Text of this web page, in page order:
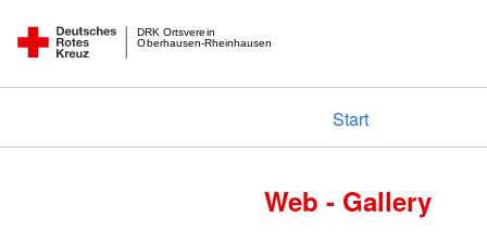
Oberhausen-Rheinhausen
DRK Ortsverein
Start
Web - Gallery